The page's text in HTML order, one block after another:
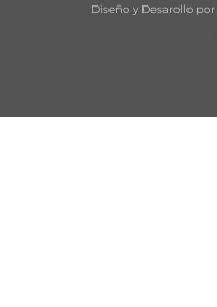
Diseño y Desarollo por